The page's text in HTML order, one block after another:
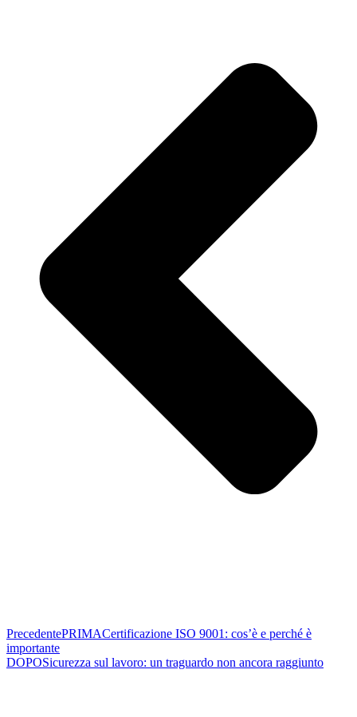
PrecedentePRIMACertificazione ISO 9001: cos’è e perché è
importante
DOPOSicurezza sul lavoro: un traguardo non ancora raggiunto